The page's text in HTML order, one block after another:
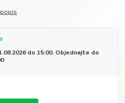
do 15:00. Objednajte do